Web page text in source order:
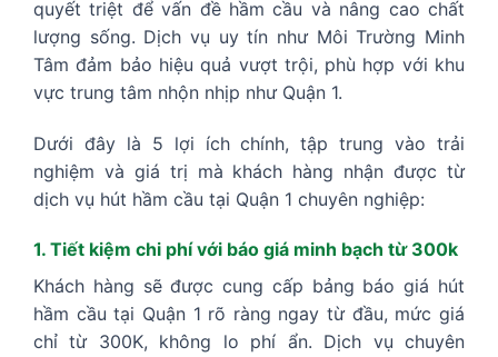
quyết triệt để vấn đề hầm cầu và nâng cao chất
lượng sống. Dịch vụ uy tín như Môi Trường Minh
Tâm đảm bảo hiệu quả vượt trội, phù hợp với khu
vực trung tâm nhộn nhịp như Quận 1.
Dưới đây là 5 lợi ích chính, tập trung vào trải
nghiệm và giá trị mà khách hàng nhận được từ
dịch vụ hút hầm cầu tại Quận 1 chuyên nghiệp:
1. Tiết kiệm chi phí với báo giá minh bạch từ 300k
Khách hàng sẽ được cung cấp bảng báo giá hút
hầm cầu tại Quận 1 rõ ràng ngay từ đầu, mức giá
chỉ từ 300K, không lo phí ẩn. Dịch vụ chuyên